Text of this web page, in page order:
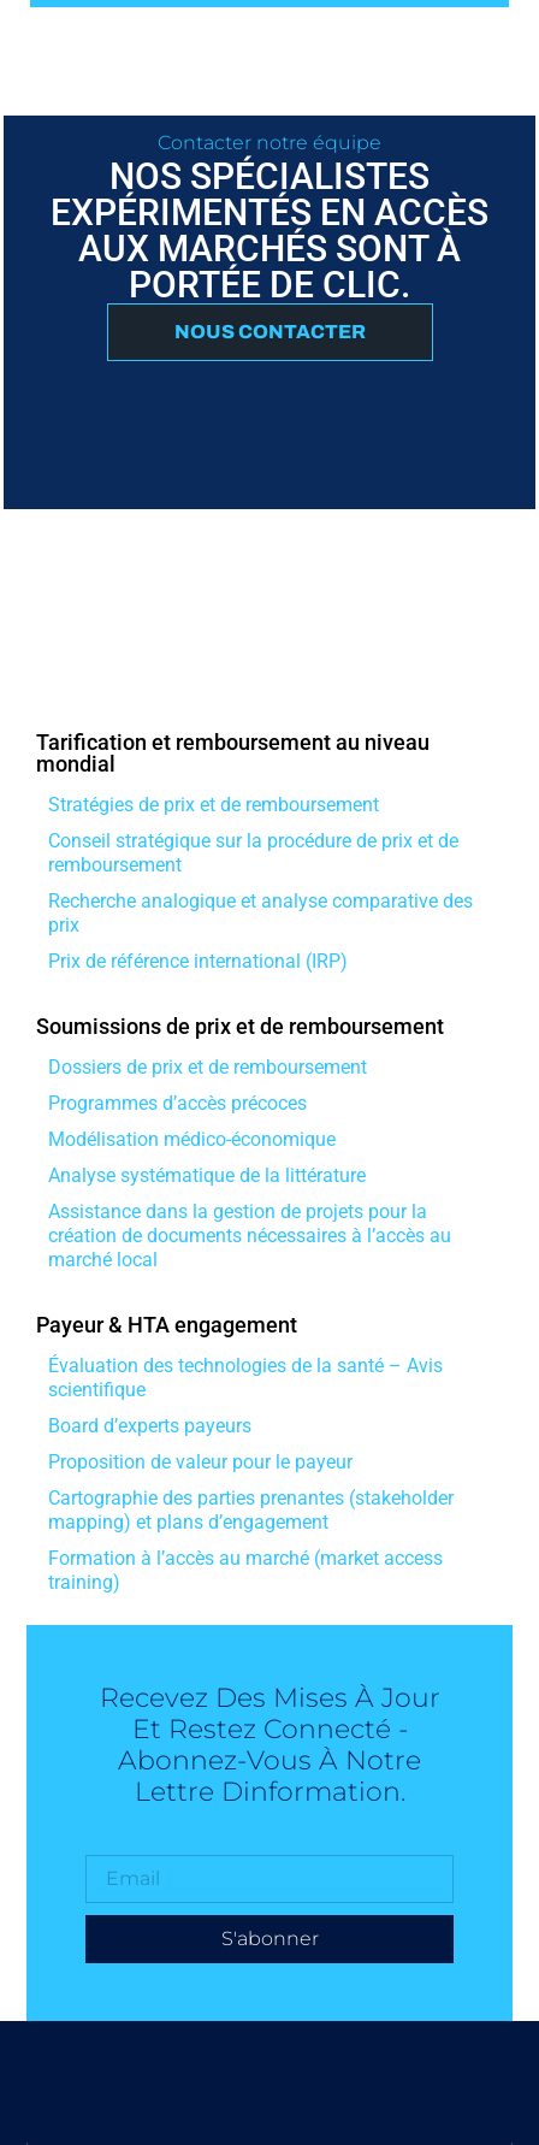
Contacter notre équipe
NOS SPÉCIALISTES
EXPÉRIMENTÉS EN ACCÈS
AUX MARCHÉS SONT À
PORTÉE DE CLIC.
NOUS CONTACTER
Tarification et remboursement au niveau
mondial
Stratégies de prix et de remboursement
Conseil stratégique sur la procédure de prix et de
remboursement
Recherche analogique et analyse comparative des
prix
Prix ​​de référence international (IRP)
Soumissions de prix et de remboursement
Dossiers de prix et de remboursement
Programmes d’accès précoces
Modélisation médico-économique
Analyse systématique de la littérature
Assistance dans la gestion de projets pour la
création de documents nécessaires à l’accès au
marché local
Payeur & HTA engagement
Évaluation des technologies de la santé – Avis
scientifique
Board d’experts payeurs
Proposition de valeur pour le payeur
Cartographie des parties prenantes (stakeholder
mapping) et plans d’engagement
Formation à l’accès au marché (market access
training)
Recevez Des Mises À Jour
Et Restez Connecté -
Abonnez-Vous À Notre
Lettre Dinformation.
S'abonner